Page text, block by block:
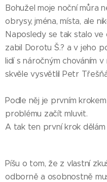
Bohužel moje noční můra
obrysy, jména, místa, ale
Naposledy se tak stalo ve
zabil Dorotu Š.? a v jeho
lidí s náročným chováním
skvěle vysvětlil Petr
Podle něj je prvním
problému začít mluvit.
A tak ten první krok dělám
Píšu o tom, že z vlastní
odborně a osobnostně